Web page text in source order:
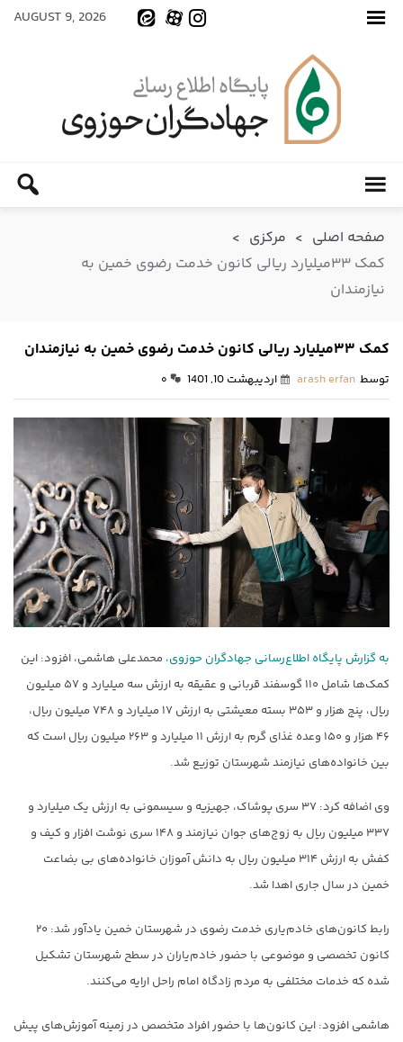
AUGUST 9, 2026
صفحه اصلی > مرکزی >
کمک ۳۳میلیارد ریالی کانون خدمت رضوی خمین به
نیازمندان
کمک ۳۳میلیارد ریالی کانون خدمت رضوی خمین به نیازمندان
توسط arash erfan اردیبهشت 10, 1401 ۰
به گزارش پایگاه اطلاع‌رسانی جهادگران حوزوی، محمدعلی هاشمی، افزود: این
کمک‌ها شامل ۱۱۰ گوسفند قربانی و عقیقه به ارزش سه میلیارد و ۵۷ میلیون
ریال، پنج هزار و ۳۵۳ بسته معیشتی به ارزش ۱۷ میلیارد و ۷۴۸ میلیون ریال،
۴۶ هزار و ۱۵۰ وعده غذای گرم به ارزش ۱۱ میلیارد و ۲۶۳ میلیون ریال است که
بین خانواده‌های نیازمند شهرستان توزیع شد.
وی اضافه کرد: ۳۷ سری پوشاک، جهیزیه و سیسمونی به ارزش یک میلیارد و
۳۳۷ میلیون ریال به زوج‌های جوان نیازمند و ۱۴۸ سری نوشت افزار و کیف و
کفش به ارزش ۳۱۴ میلیون ریال به دانش آموزان خانواده‌های بی بضاعت
خمین در سال جاری اهدا شد.
رابط کانون‌های خادم‌یاری خدمت رضوی در شهرستان خمین یادآور شد: ۲۰
کانون تخصصی و موضوعی با حضور خادم‌یاران در سطح شهرستان تشکیل
شده که خدمات مختلفی به مردم زادگاه امام راحل ارایه می‌کنند.
هاشمی افزود: این کانون‌ها با حضور افراد متخصص در زمینه آموزش‌های پیش